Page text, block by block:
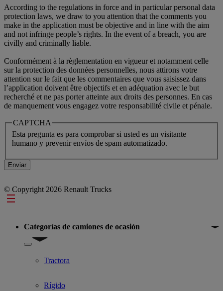
According to the regulations in force and in particular personal data
protection laws, we draw to you attention that the comments you
make in the application must be objective and in line with the aim
and not infringe people’s rights. In the event of a breach, you are
civilly and criminally liable.
Conformément à la règlementation en vigueur et notamment celle
sur la protection des données personnelles, nous attirons votre
attention sur le fait que les commentaires que vous saisissez dans
l’application doivent être objectifs et en adéquation avec le but
recherché et ne pas porter atteinte aux droits des personnes. En cas
de manquement vous engagez votre responsabilité civile et pénale.
CAPTCHA
Esta pregunta es para comprobar si usted es un visitante
humano y prevenir envíos de spam automatizado.
© Copyright 2026 Renault Trucks
Footer
Categorías de camiones de ocasión
Show submenu for Categorías de camiones de ocasión
Tractora
Rígido